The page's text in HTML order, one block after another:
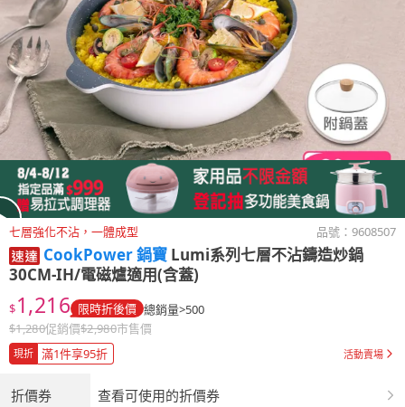
七層強化不沾，一體成型 品號： 9608507
CookPower 鍋寶 Lumi系列七層不沾鑄造炒鍋
30CM-IH/電磁爐適用(含蓋)
$1,216 限時折後價 總銷量>500
$1,280促銷價$2,980市售價
現折 滿1件享95折 活動賣場
折價券 查看可使用的折價券